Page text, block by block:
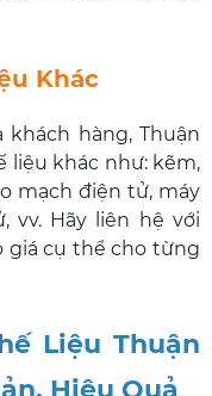
Khác
hàng, Thuận
liệu khác như: kẽm,
mạch điện tử, máy
vv. Hãy liên hệ với
giá cụ thể cho từng
Liệu Thuận
Hiệu Quả